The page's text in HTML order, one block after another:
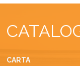
CARTA